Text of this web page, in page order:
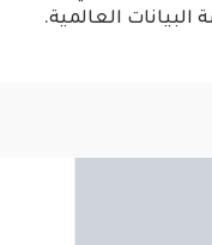
العالمية.